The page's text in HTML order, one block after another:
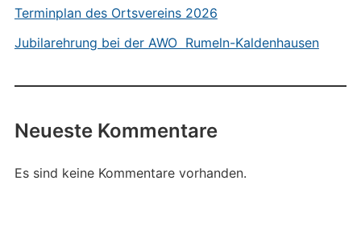
Terminplan des Ortsvereins 2026
Jubilarehrung bei der AWO Rumeln-Kaldenhausen
Neueste Kommentare
Es sind keine Kommentare vorhanden.